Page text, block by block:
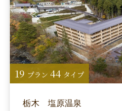
栃木 塩原温泉
19 プラン 44 タイプ